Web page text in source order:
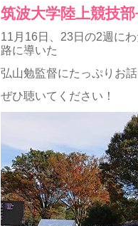
筑波大学陸上競技
11月16日、23日の2週に
路に導いた
弘山勉監督にたっぷりお
ぜひ聴いてください！